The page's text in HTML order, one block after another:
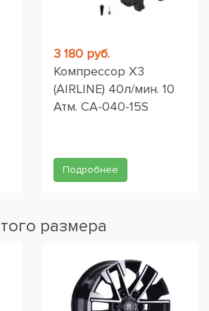
3 180 руб.
Компрессор X3
(AIRLINE) 40л/мин. 10
Атм. CA-040-15S
Подробнее
размера